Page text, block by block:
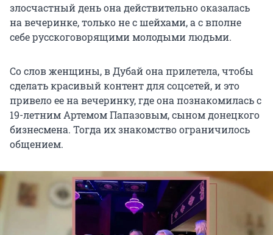
злосчастный день она действительно оказалась
на вечеринке, только не с шейхами, а с вполне
себе русскоговорящими молодыми людьми.
Со слов женщины, в Дубай она прилетела, чтобы
сделать красивый контент для соцсетей, и это
привело ее на вечеринку, где она познакомилась с
19-летним Артемом Папазовым, сыном донецкого
бизнесмена. Тогда их знакомство ограничилось
общением.